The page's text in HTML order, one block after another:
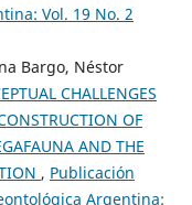
Vol. 19 No. 2
Bargo, Néstor
CHALLENGES
OF
AND THE
, Publicación
Argentina: